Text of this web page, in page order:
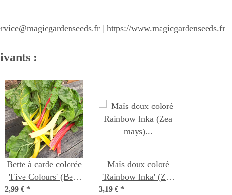
| https://www.magicgardenseeds.fr
:
Bette à carde colorée
'Five Colours' (Beta
vulgaris ssp. vulgaris)
2,99 € *
Maïs doux coloré
'Rainbow Inka' (Zea
mays) biologique
3,19 € *